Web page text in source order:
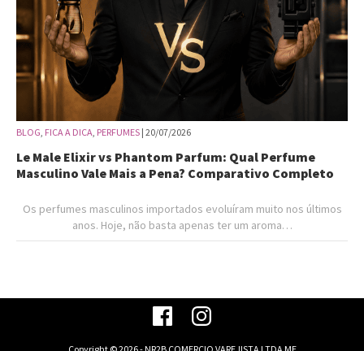
BLOG, FICA A DICA, PERFUMES | 20/07/2026
Le Male Elixir vs Phantom Parfum: Qual Perfume
Masculino Vale Mais a Pena? Comparativo Completo
Os perfumes masculinos importados evoluíram muito nos últimos
anos. Hoje, não basta apenas ter um aroma…